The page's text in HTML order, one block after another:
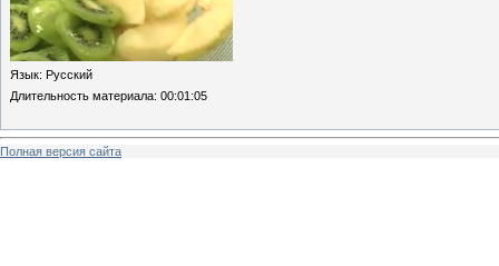
Язык: Русский
Длительность материала: 00:01:05
Полная версия сайта